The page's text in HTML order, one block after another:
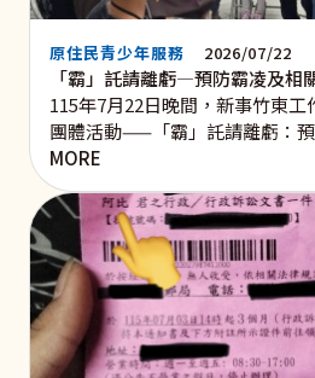
原住民青少年服務 2026/07/22
「霸」託請離虧—預防霸凌及相
115年7月22日晚間，新事竹東
團體活動——「霸」託請離虧：
MORE